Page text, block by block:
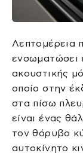
Λεπτομέρεια
ενσωματώσει
ακουστικής
οποίο στην
στα πίσω
είναι ένας
τον θόρυβο
αυτοκίνητο